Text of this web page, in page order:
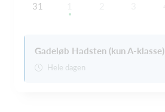
31
Gadeløb Hadsten (kun A-klasse)
Hele dagen